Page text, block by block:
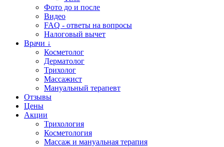
Фото до и после
Видео
FAQ - ответы на вопросы
Налоговый вычет
Врачи ↓
Косметолог
Дерматолог
Трихолог
Массажист
Мануальный терапевт
Отзывы
Цены
Акции
Трихология
Косметология
Массаж и мануальная терапия